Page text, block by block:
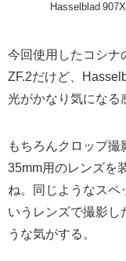
Hasselblad
今回使用したコシナ
ZF.2だけど、
光がかなり気になる
もちろんクロップ
35mm用のレンズを
ね。同じようなスペ
いうレンズで撮影し
うな気がする。